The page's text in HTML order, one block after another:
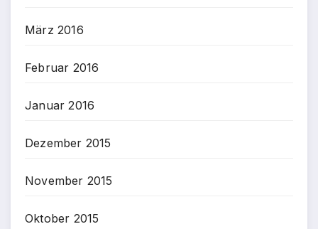
März 2016
Februar 2016
Januar 2016
Dezember 2015
November 2015
Oktober 2015